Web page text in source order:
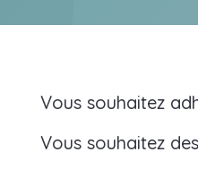
Vous souhaitez
Vous souhaitez